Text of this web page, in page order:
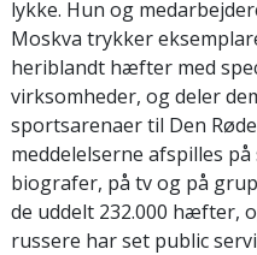
lykke. Hun og
Moskva trykker
heriblandt hæfter med
virksomheder, og deler
sportsarenaer til Den
meddelelserne afspilles
biografer, på tv og på
de uddelt 232.000 hæfter,
russere har set public